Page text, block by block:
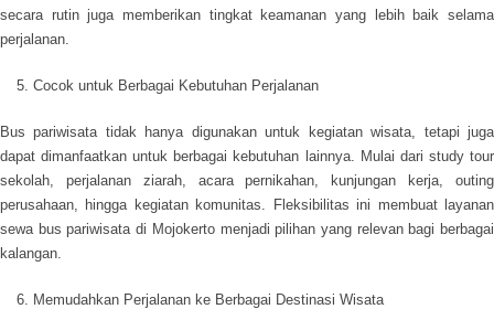
secara rutin juga memberikan tingkat keamanan yang lebih baik selama
perjalanan.
Cocok untuk Berbagai Kebutuhan Perjalanan
Bus pariwisata tidak hanya digunakan untuk kegiatan wisata, tetapi juga
dapat dimanfaatkan untuk berbagai kebutuhan lainnya. Mulai dari study tour
sekolah, perjalanan ziarah, acara pernikahan, kunjungan kerja, outing
perusahaan, hingga kegiatan komunitas. Fleksibilitas ini membuat layanan
sewa bus pariwisata di Mojokerto menjadi pilihan yang relevan bagi berbagai
kalangan.
Memudahkan Perjalanan ke Berbagai Destinasi Wisata